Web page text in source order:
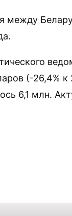
между
(-26,4% к
6,1 млн.